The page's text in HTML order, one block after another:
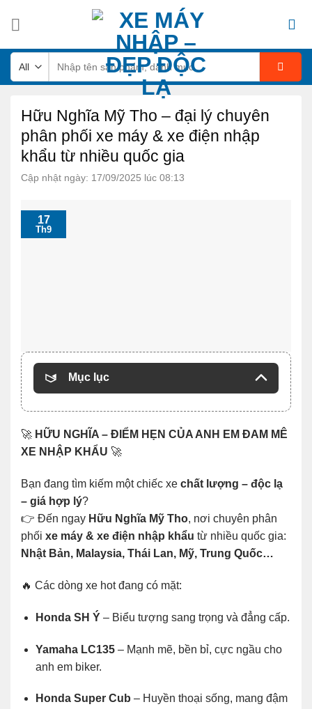
kiếm:
Hữu Nghĩa Mỹ Tho – đại lý chuyên
phân phối xe máy & xe điện nhập
khẩu từ nhiều quốc gia
Cập nhật ngày: 17/09/2025 lúc 08:13
17
Th9
Mục lục
🚀 HỮU NGHĨA – ĐIỂM HẸN CỦA ANH EM ĐAM MÊ
XE NHẬP KHẨU 🚀
Bạn đang tìm kiếm một chiếc xe chất lượng – độc lạ
– giá hợp lý?
👉 Đến ngay Hữu Nghĩa Mỹ Tho, nơi chuyên phân
phối xe máy & xe điện nhập khẩu từ nhiều quốc gia:
Nhật Bản, Malaysia, Thái Lan, Mỹ, Trung Quốc…
🔥 Các dòng xe hot đang có mặt:
Honda SH Ý– Biểu tượng sang trọng và đẳng cấp.
Yamaha LC135– Mạnh mẽ, bền bỉ, cực ngầu cho
anh em biker.
Honda Super Cub – Huyền thoại sống, mang đậm